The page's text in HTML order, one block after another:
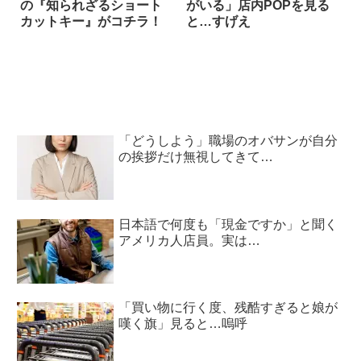
の『知られざるショート
カットキー』がコチラ！
がいる」店内POPを見る
と…すげえ
「どうしよう」職場のオバサンが自分
の挨拶だけ無視してきて…
日本語で何度も「現金ですか」と聞く
アメリカ人店員。実は…
「買い物に行く度、残酷すぎると娘が
嘆く旗」見ると…嗚呼